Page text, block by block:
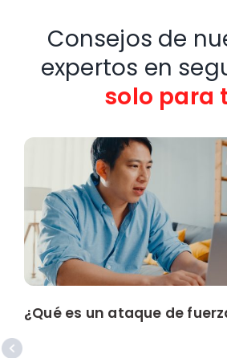
Consejos de
expertos en
solo para
¿Qué es un ataque de